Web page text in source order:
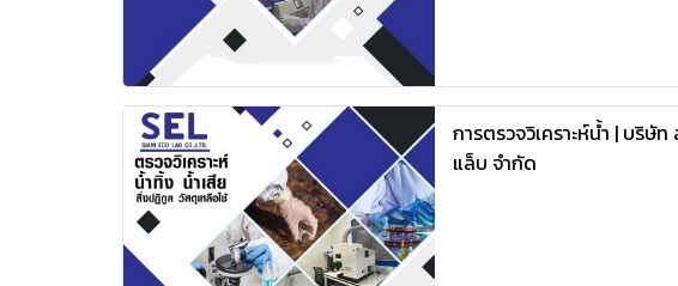
การตรวจวิเคราะห์น้ำ | บริษัท
แล็บ จำกัด